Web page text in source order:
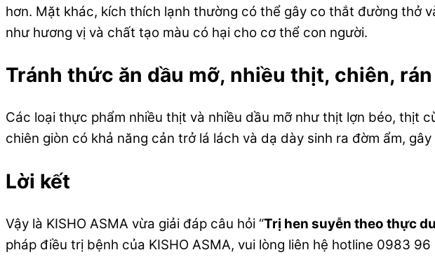
hơn. Mặt khác, kích thích lạnh thường có thể gây co thắt đường thở
như hương vị và chất tạo màu có hại cho cơ thể con người.
Tránh thức ăn dầu mỡ, nhiều thịt, chiên, rán
Các loại thực phẩm nhiều thịt và nhiều dầu mỡ như thịt lợn béo, thịt
chiên giòn có khả năng cản trở lá lách và dạ dày sinh ra đờm ẩm,
Lời kết
Vậy là KISHO ASMA vừa giải đáp câu hỏi “Trị hen suyễn theo thực
pháp điều trị bệnh của KISHO ASMA, vui lòng liên hệ hotline 0983